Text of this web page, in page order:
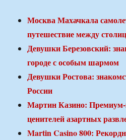
Москва Махачкала
путешествие между
Девушки Березовский:
городе с особым шармом
Девушки Ростова:
России
Мартин Казино:
ценителей азартных
Martin Casino 800: